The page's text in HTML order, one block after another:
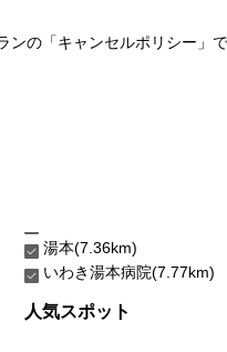
の「キャンセルポリシー」
湯本(7.36km)
いわき湯本病院(7.77km)
人気スポット